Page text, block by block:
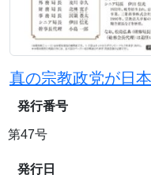
真の宗教政党が日
発行番号
第47号
発行日